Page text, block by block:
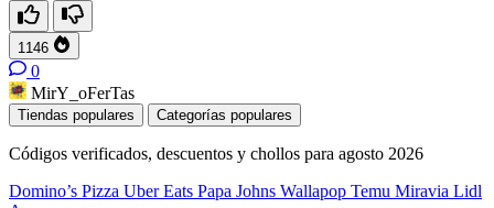
1146
0
MirY_oFerTas
Tiendas populares Categorías populares
Códigos verificados, descuentos y chollos para agosto 2026
Domino’s Pizza Uber Eats Papa Johns Wallapop Temu Miravia Lidl